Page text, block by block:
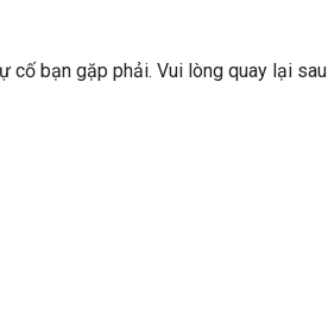
cố bạn gặp phải. Vui lòng quay lại sau